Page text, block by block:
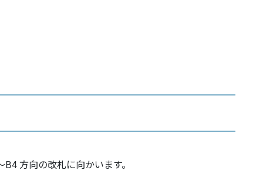
B4 方向の改札に向かいます。